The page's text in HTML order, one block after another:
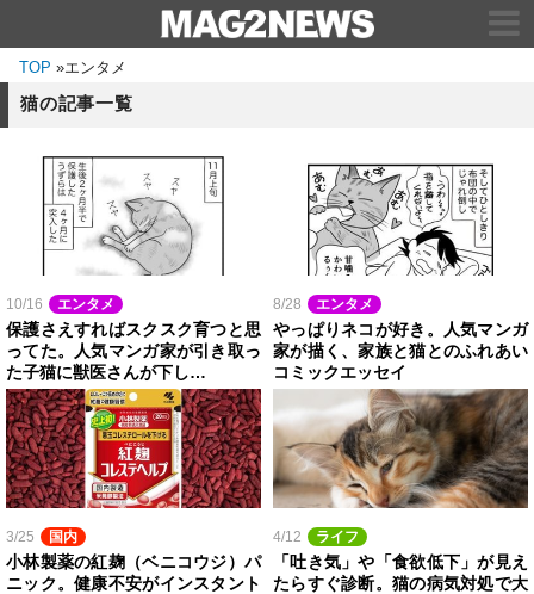
TOP »エンタメ
猫の記事一覧
10/16 エンタメ
保護さえすればスクスク育つと思
ってた。人気マンガ家が引き取っ
た子猫に獣医さんが下し…
8/28 エンタメ
やっぱりネコが好き。人気マンガ
家が描く、家族と猫とのふれあい
コミックエッセイ
3/25 国内
小林製薬の紅麹（ベニコウジ）パ
ニック。健康不安がインスタント
4/12 ライフ
「吐き気」や「食欲低下」が見え
たらすぐ診断。猫の病気対処で大